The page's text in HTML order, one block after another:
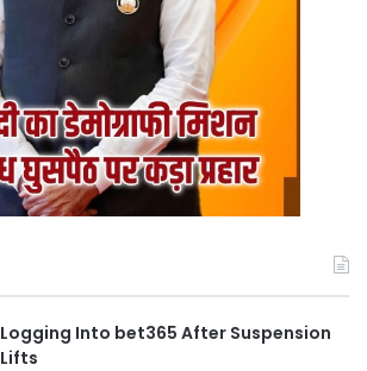
Logging Into bet365 After Suspension
Lifts